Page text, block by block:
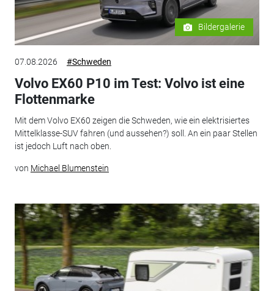
Bildergalerie
07.08.2026 #Schweden
Volvo EX60 P10 im Test: Volvo ist eine
Flottenmarke
Mit dem Volvo EX60 zeigen die Schweden, wie ein elektrisiertes
Mittelklasse-SUV fahren (und aussehen?) soll. An ein paar Stellen
ist jedoch Luft nach oben.
von Michael Blumenstein